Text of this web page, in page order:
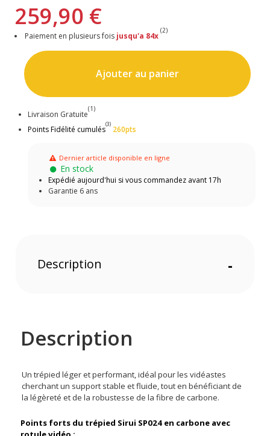
259,90 €
Paiement en plusieurs fois jusqu'a 84x
(2)
Ajouter au panier
Livraison Gratuite
(1)
Points Fidélité cumulés
(3)
260pts
Dernier article disponible en ligne
En stock
Expédié aujourd'hui si vous commandez avant 17h
Garantie 6 ans
Description -
Description
Un trépied léger et performant, idéal pour les vidéastes
cherchant un support stable et fluide, tout en bénéficiant de
la légèreté et de la robustesse de la fibre de carbone.
Points forts du trépied Sirui SP024 en carbone avec